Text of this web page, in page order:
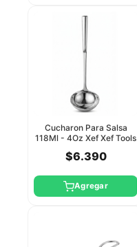
Cucharon Para Salsa
118Ml - 4Oz Xef Xef Tools
$6.390
Agregar